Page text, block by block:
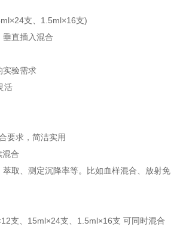
支、1.5ml×16支)
直插入混合
实验需求
活
要求，简洁实用
混合
取、测定沉降率等。比如血样混合、放射免
支、1.5ml×16支 可同时混合